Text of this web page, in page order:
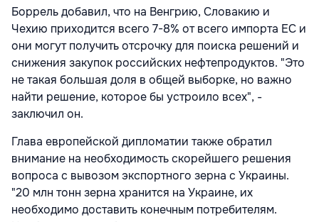
Боррель добавил, что на Венгрию, Словакию и
Чехию приходится всего 7-8% от всего импорта ЕС и
они могут получить отсрочку для поиска решений и
снижения закупок российских нефтепродуктов. "Это
не такая большая доля в общей выборке, но важно
найти решение, которое бы устроило всех", -
заключил он.
Глава европейской дипломатии также обратил
внимание на необходимость скорейшего решения
вопроса с вывозом экспортного зерна с Украины.
"20 млн тонн зерна хранится на Украине, их
необходимо доставить конечным потребителям.